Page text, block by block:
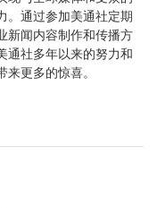
。通过参加美通社定期
新闻内容制作和传播方
通社多年以来的努力和
更多的惊喜。